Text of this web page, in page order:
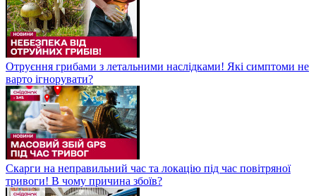
Отруєння грибами з летальними наслідками! Які симптоми не
варто ігнорувати?
Скарги на неправильний час та локацію під час повітряної
тривоги! В чому причина збоїв?